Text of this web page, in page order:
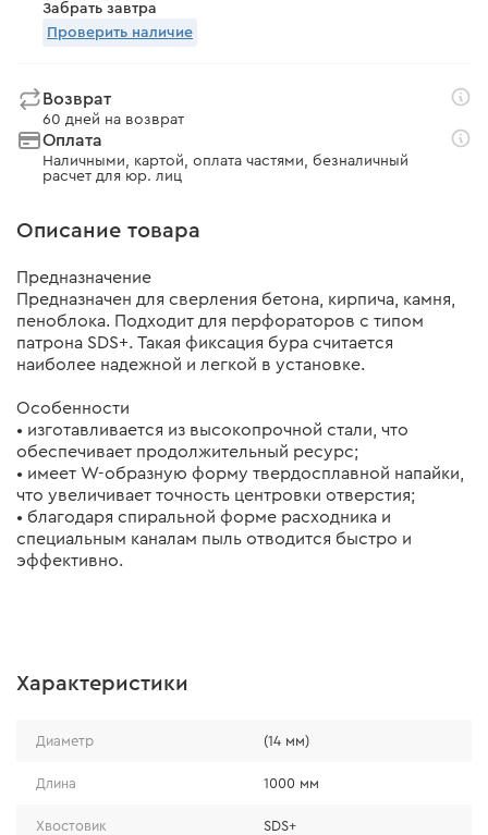
Забрать завтра
Проверить наличие
Возврат
60 дней на возврат
Оплата
Наличными, картой, оплата частями, безналичный
расчет для юр. лиц
Описание товара
Предназначение
Предназначен для сверления бетона, кирпича, камня,
пеноблока. Подходит для перфораторов с типом
патрона SDS+. Такая фиксация бура считается
наиболее надежной и легкой в установке.
Особенности
• изготавливается из высокопрочной стали, что
обеспечивает продолжительный ресурс;
• имеет W-образную форму твердосплавной напайки,
что увеличивает точность центровки отверстия;
• благодаря спиральной форме расходника и
специальным каналам пыль отводится быстро и
эффективно.
Характеристики
Диаметр (14 мм)
Длина 1000 мм
Хвостовик SDS+